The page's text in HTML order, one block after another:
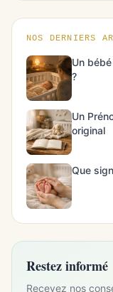
NOS DERNIERS
Un
?
Un
original
Que
Restez informé
Recevez nos